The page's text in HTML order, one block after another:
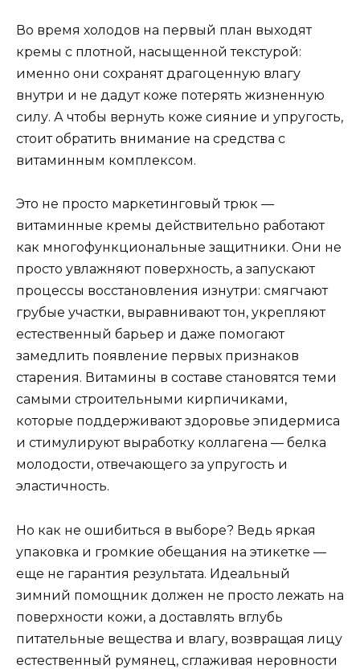
Во время холодов на первый план выходят
кремы с плотной, насыщенной текстурой:
именно они сохранят драгоценную влагу
внутри и не дадут коже потерять жизненную
силу. А чтобы вернуть коже сияние и упругость,
стоит обратить внимание на средства с
витаминным комплексом.
Это не просто маркетинговый трюк —
витаминные кремы действительно работают
как многофункциональные защитники. Они не
просто увлажняют поверхность, а запускают
процессы восстановления изнутри: смягчают
грубые участки, выравнивают тон, укрепляют
естественный барьер и даже помогают
замедлить появление первых признаков
старения. Витамины в составе становятся теми
самыми строительными кирпичиками,
которые поддерживают здоровье эпидермиса
и стимулируют выработку коллагена — белка
молодости, отвечающего за упругость и
эластичность.
Но как не ошибиться в выборе? Ведь яркая
упаковка и громкие обещания на этикетке —
еще не гарантия результата. Идеальный
зимний помощник должен не просто лежать на
поверхности кожи, а доставлять вглубь
питательные вещества и влагу, возвращая лицу
естественный румянец, сглаживая неровности